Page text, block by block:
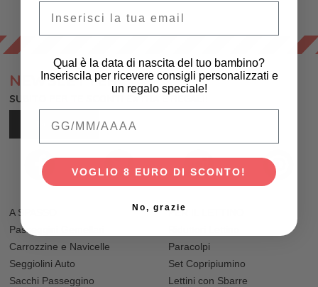
NEWSLETTER
SUBITO PER TE SCONTI EXTRA E REGALI!
ISCRIVITI
A SPASSO
Passeggini Gemellari
Carrozzine e Navicelle
Seggiolini Auto
Sacchi Passeggino
PER IL LETTINO
Paracolpi
Set Copripiumino
Lettini con Sbarre
Qual è la data di nascita del tuo bambino?
Inseriscila per ricevere consigli personalizzati e
un regalo speciale!
VOGLIO 8 EURO DI SCONTO!
No, grazie